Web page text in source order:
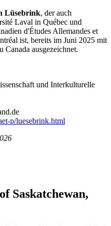
Lüsebrink, der auch
Laval in Québec und
d'Études Allemandes et
ist, bereits im Juni 2025 mit
Canada ausgezeichnet.
und Interkulturelle
p/luesebrink.html
Saskatchewan,